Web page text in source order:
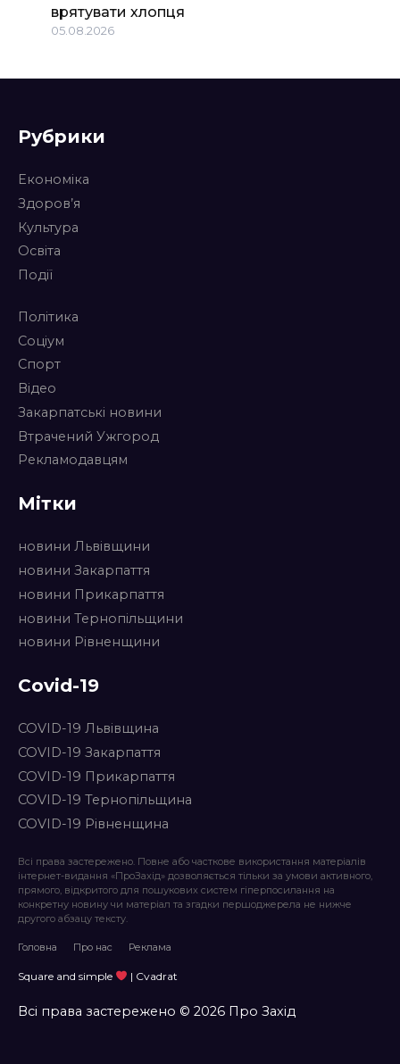
врятувати хлопця
05.08.2026
Рубрики
Економіка
Здоров’я
Культура
Освіта
Події
Політика
Соціум
Спорт
Відео
Закарпатські новини
Втрачений Ужгород
Рекламодавцям
Мітки
новини Львівщини
новини Закарпаття
новини Прикарпаття
новини Тернопільщини
новини Рівненщини
Covid-19
COVID-19 Львівщина
COVID-19 Закарпаття
COVID-19 Прикарпаття
COVID-19 Тернопільщина
COVID-19 Рівненщина
Всі права застережено. Повне або часткове використання матеріалів
інтернет-видання «ПроЗахід» дозволяється тільки за умови активного,
прямого, відкритого для пошукових систем гіперпосилання на
конкретну новину чи матеріал та згадки першоджерела не нижче
другого абзацу тексту.
Головна Про нас Реклама
Square and simple | Cvadrat
Всі права застережено © 2026 Про Захід